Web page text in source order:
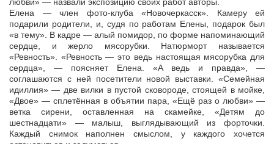
любви» — назвали экспозицию своих работ авторы.
Елена — член фото-клуба «Новочеркасск». Камеру ей
подарили родители, и, судя по работам Елены, подарок был
«в тему». В кадре — алый помидор, по форме напоминающий
сердце, и жерло мясорубки. Натюрморт называется
«Ревность». «Ревность — это ведь настоящая мясорубка для
сердца», — поясняет Елена. «А ведь и правда», —
соглашаются с ней посетители новой выставки. «Семейная
идиллия» — две вилки в пустой сковороде, стоящей в мойке,
«Двое» — сплетённая в объятии пара, «Ещё раз о любви» —
ветка сирени, оставленная на скамейке, «Детям до
шестнадцати» — малыш, выглядывающий из форточки.
Каждый снимок наполнен смыслом, у каждого хочется